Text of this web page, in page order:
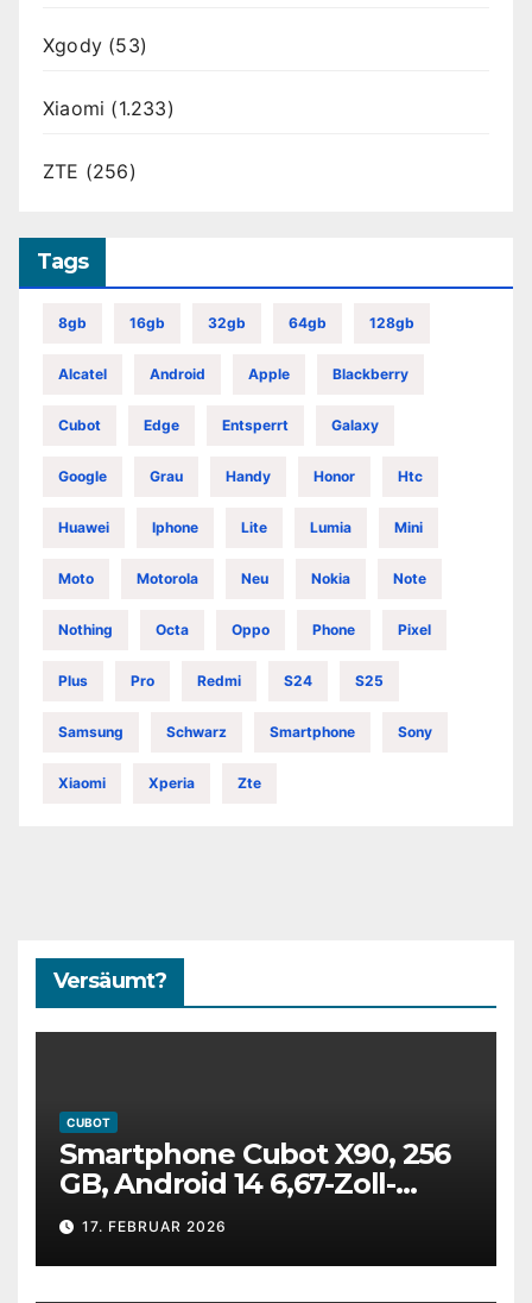
Xgody (53)
Xiaomi (1.233)
ZTE (256)
Tags
8gb 16gb 32gb 64gb 128gb
Alcatel Android Apple Blackberry
Cubot Edge Entsperrt Galaxy
Google Grau Handy Honor Htc
Huawei Iphone Lite Lumia Mini
Moto Motorola Neu Nokia Note
Nothing Octa Oppo Phone Pixel
Plus Pro Redmi S24 S25
Samsung Schwarz Smartphone Sony
Xiaomi Xperia Zte
Versäumt?
CUBOT
Smartphone Cubot X90, 256
GB, Android 14 6,67-Zoll-
AMOLED,120-Hz, 2 SIM, NFS
17. FEBRUAR 2026